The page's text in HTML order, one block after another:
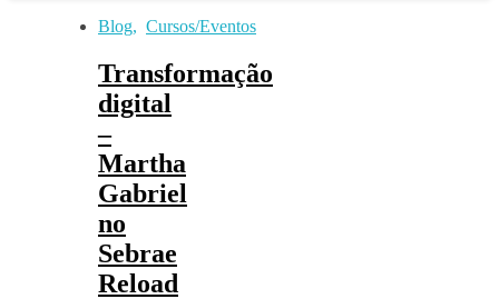
Blog, Cursos/Eventos
Transformação
digital
–
Martha
Gabriel
no
Sebrae
Reload